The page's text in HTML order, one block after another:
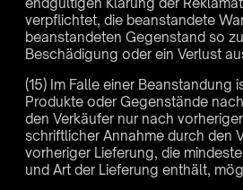
verpflichtet, die beanstandete
beanstandeten Gegenstand so
Beschädigung oder ein Verlust
(15) Im Falle einer Beanstandung
Produkte oder Gegenstände
den Verkäufer nur nach
schriftlicher Annahme durch den
vorheriger Lieferung, die
und Art der Lieferung enthält,